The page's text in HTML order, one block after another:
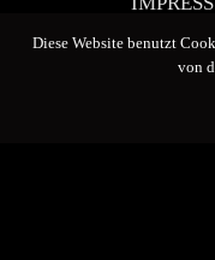
Diese Website benutzt
von